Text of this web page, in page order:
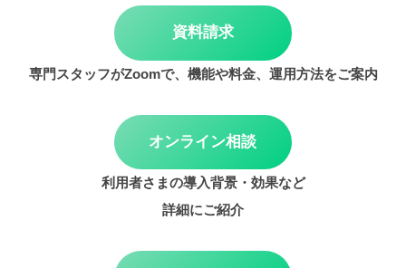
資料請求
専門スタッフがZoomで、機能や料金、運用方法をご案内
オンライン相談
利用者さまの導入背景・効果など
詳細にご紹介